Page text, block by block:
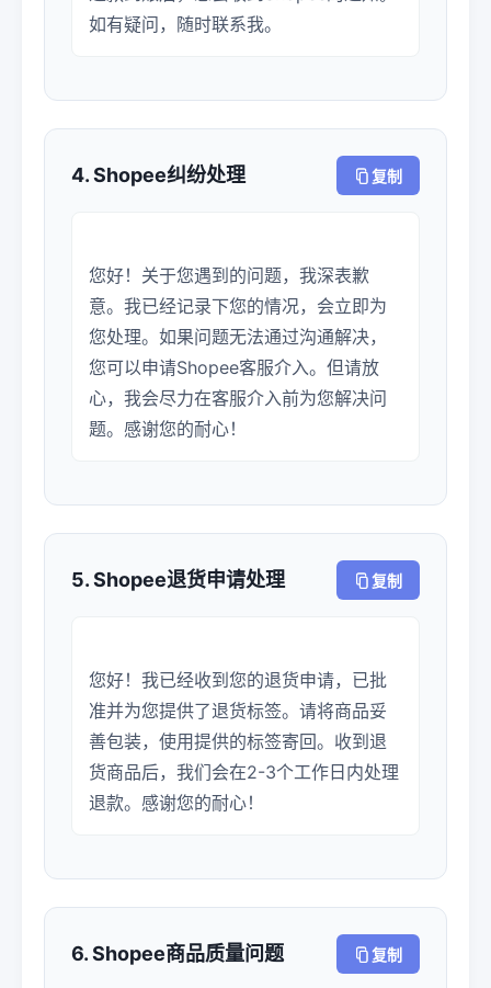
4. Shopee纠纷处理 复制
您好！关于您遇到的问题，我深表歉
意。我已经记录下您的情况，会立即为
您处理。如果问题无法通过沟通解决，
您可以申请Shopee客服介入。但请放
心，我会尽力在客服介入前为您解决问
5. Shopee退货申请处理 复制
您好！我已经收到您的退货申请，已批
准并为您提供了退货标签。请将商品妥
善包装，使用提供的标签寄回。收到退
货商品后，我们会在2-3个工作日内处理
退款。感谢您的耐心！
6. Shopee商品质量问题 复制